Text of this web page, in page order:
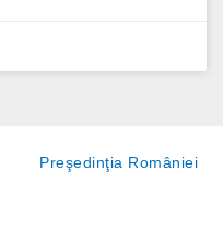
Preşedinţia României